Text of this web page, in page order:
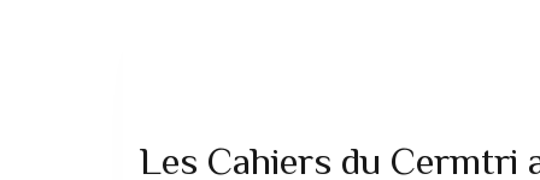
Les Cahiers du Cermtri